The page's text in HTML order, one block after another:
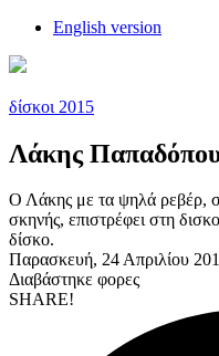
English version
δίσκοι 2015
Λάκης
Ο Λάκης με τα ψηλά ρεβέρ,
σκηνής, επιστρέφει στη
δίσκο.
Παρασκευή, 24 Απριλίου
Διαβάστηκε φορες
SHARE!